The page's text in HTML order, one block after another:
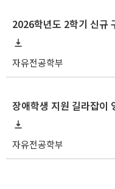
2026학년도 2학기 신규
자유전공학부
장애학생 지원 길라잡이
자유전공학부